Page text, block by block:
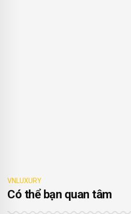
VNLUXURY
Có thể bạn quan tâm